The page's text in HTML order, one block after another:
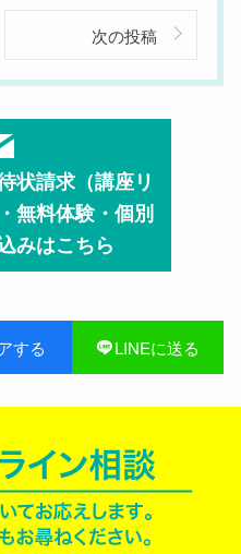
次の投稿
状請求（講座リ
無料体験・個別
みはこちら
する LINEに送る